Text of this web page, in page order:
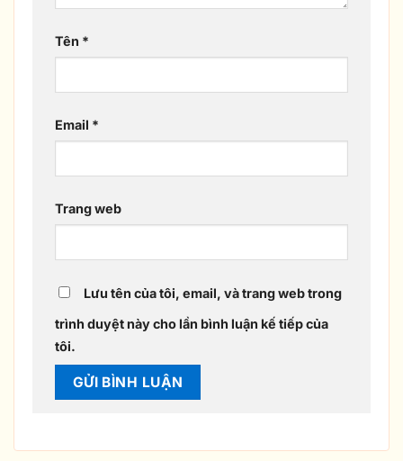
Tên *
Email *
Trang web
Lưu tên của tôi, email, và trang web trong
trình duyệt này cho lần bình luận kế tiếp của
tôi.